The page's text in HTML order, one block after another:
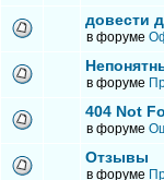
довести
в форуме
в форуме
404 Not
в форуме
Отзывы
в форуме